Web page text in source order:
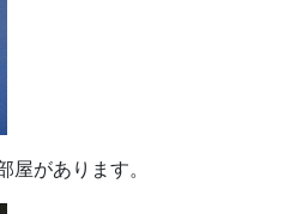
屋があります。